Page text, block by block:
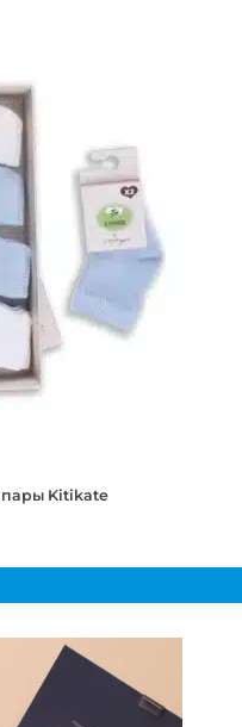
пары Kitikate